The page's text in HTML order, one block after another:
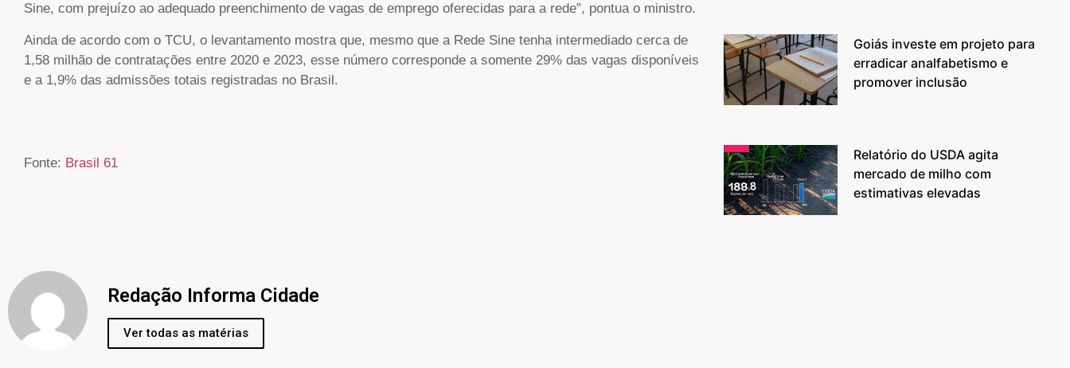
Sine, com prejuízo ao adequado preenchimento de vagas de emprego oferecidas para a rede”, pontua o ministro.
Ainda de acordo com o TCU, o levantamento mostra que, mesmo que a Rede Sine tenha intermediado cerca de
1,58 milhão de contratações entre 2020 e 2023, esse número corresponde a somente 29% das vagas disponíveis
e a 1,9% das admissões totais registradas no Brasil.
Fonte: Brasil 61
Goiás investe em projeto para
erradicar analfabetismo e
promover inclusão
Relatório do USDA agita
mercado de milho com
estimativas elevadas
Redação Informa Cidade
Ver todas as matérias